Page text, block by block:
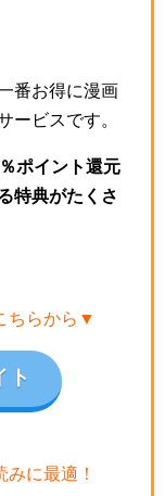
番お得に漫画
ービスです。
ポイント還元
特典がたくさ
ちらから▼
ト
に最適！